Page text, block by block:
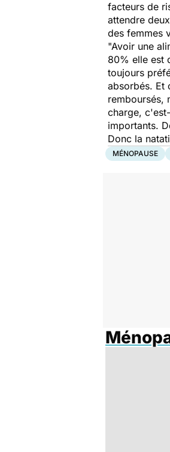
facteurs de
attendre
des femmes
"Avoir une
80% elle est
toujours
absorbés. Et
remboursés,
charge,
importants.
Donc la
MÉNOPAUSE